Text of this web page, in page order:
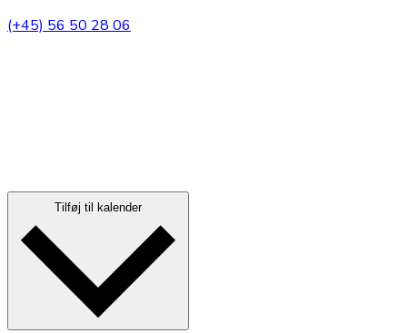
(+45) 56 50 28 06
Tilføj til kalender